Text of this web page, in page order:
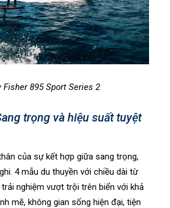
Fisher 895 Sport Series 2
trọng và hiệu suất tuyệt
của sự kết hợp giữa sang trọng,
4 mẫu du thuyền với chiều dài từ
nghiệm vượt trội trên biển với khả
mẽ, không gian sống hiện đại, tiện